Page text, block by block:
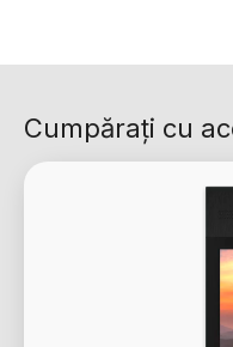
Cumpărați cu